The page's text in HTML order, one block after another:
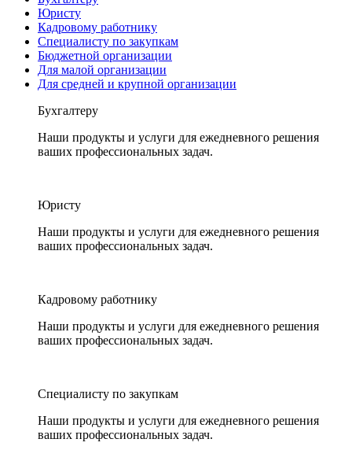
Юристу
Кадровому работнику
Специалисту по закупкам
Бюджетной организации
Для малой организации
Для средней и крупной организации
Бухгалтеру
Наши продукты и услуги для ежедневного решения
ваших профессиональных задач.
Юристу
Наши продукты и услуги для ежедневного решения
ваших профессиональных задач.
Кадровому работнику
Наши продукты и услуги для ежедневного решения
ваших профессиональных задач.
Специалисту по закупкам
Наши продукты и услуги для ежедневного решения
ваших профессиональных задач.